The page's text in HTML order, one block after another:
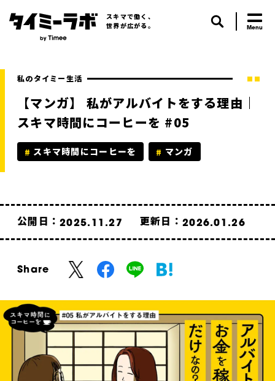
スキマで働く、
世界が広がる。
私のタイミー生活
【マンガ】 私がアルバイトをする理由｜
スキマ時間にコーヒーを #05
スキマ時間にコーヒーを マンガ
公開日：2025.11.27 更新日：2026.01.26
Share